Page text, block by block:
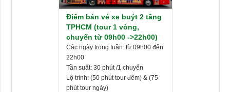
Điểm bán vé xe buýt 2 tầng
TPHCM (tour 1 vòng,
chuyến từ 09h00 ->22h00)
Các ngày trong tuần: từ 09h00 đến
22h00
Tần suất: 30 phút /1 chuyến
Lộ trình: (50 phút tour đêm) & (75
phút tour ngày)